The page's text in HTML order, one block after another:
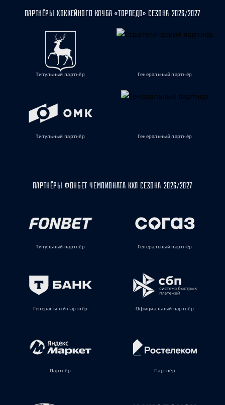
ПАРТНЁРЫ ХОККЕЙНОГО КЛУБА «ТОРПЕДО» СЕЗОНА 2026/2027
Титульный партнёр Генеральный партнёр
Титульный партнёр Генеральный партнёр
ПАРТНЁРЫ ФОНБЕТ ЧЕМПИОНАТА КХЛ СЕЗОНА 2026/2027
Титульный партнёр Генеральный партнёр
Генеральный партнёр Официальный партнёр
Партнёр Партнёр